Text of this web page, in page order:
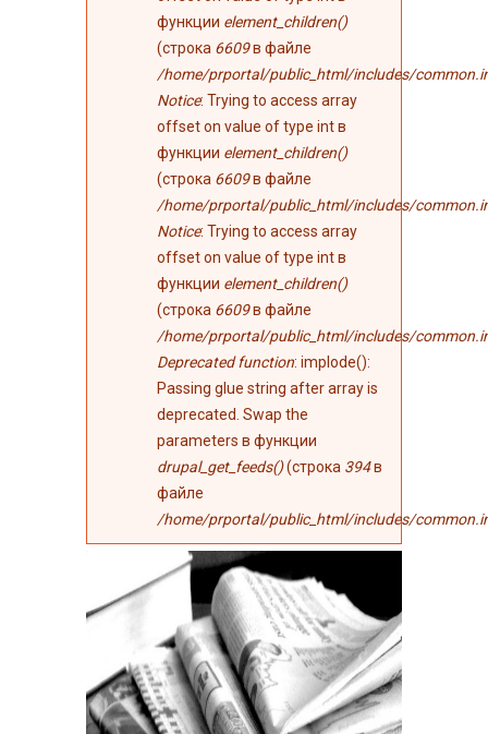
функции element_children()
(строка 6609в файле
/home/prportal/public_html/includes/
Notice: Trying to access array
offset on value of type int в
функции element_children()
(строка 6609в файле
/home/prportal/public_html/includes/
Notice: Trying to access array
offset on value of type int в
функции element_children()
(строка 6609в файле
/home/prportal/public_html/includes/
Deprecated function: implode():
Passing glue string after array is
deprecated. Swap the
parameters в функции
drupal_get_feeds()(строка 394в
файле
/home/prportal/public_html/includes/